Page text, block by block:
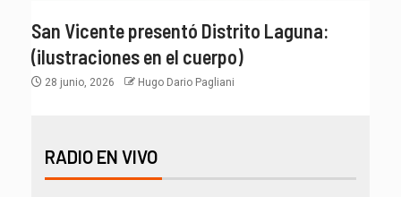
San Vicente presentó Distrito Laguna:
(ilustraciones en el cuerpo)
28 junio, 2026 Hugo Dario Pagliani
RADIO EN VIVO